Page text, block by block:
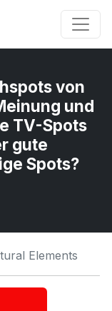
von
und
TV-Spots
gute
Spots?
Elements